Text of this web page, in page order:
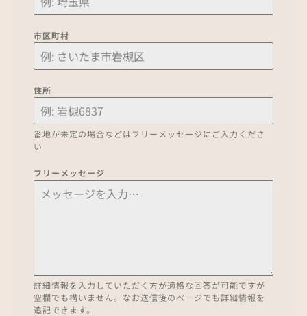
市区町村
住所
番地が未定の場合などはフリーメッセージにご入力くださ
い
フリーメッセージ
詳細情報を入力していただく方が適格な回答が可能ですが
空欄でも構いません。なお送信後のページでも詳細情報を
追記できます。